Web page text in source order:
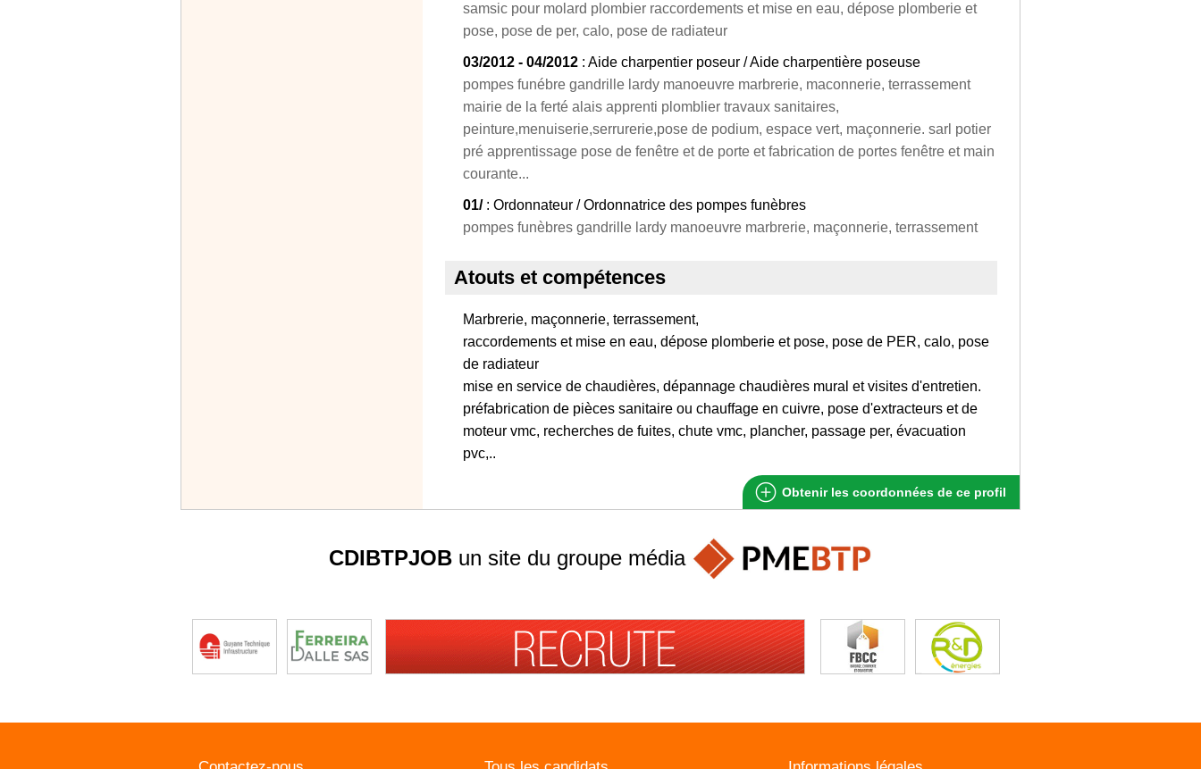
samsic pour molard plombier raccordements et mise en eau, dépose plomberie et
pose, pose de per, calo, pose de radiateur
03/2012 - 04/2012 : Aide charpentier poseur / Aide charpentière poseuse
pompes funébre gandrille lardy manoeuvre marbrerie, maconnerie, terrassement
mairie de la ferté alais apprenti plomblier travaux sanitaires,
peinture,menuiserie,serrurerie,pose de podium, espace vert, maçonnerie. sarl potier
pré apprentissage pose de fenêtre et de porte et fabrication de portes fenêtre et main
courante...
01/: Ordonnateur / Ordonnatrice des pompes funèbres
pompes funèbres gandrille lardy manoeuvre marbrerie, maçonnerie, terrassement
Atouts et compétences
Marbrerie, maçonnerie, terrassement,
raccordements et mise en eau, dépose plomberie et pose, pose de PER, calo, pose
de radiateur
mise en service de chaudières, dépannage chaudières mural et visites d'entretien.
préfabrication de pièces sanitaire ou chauffage en cuivre, pose d'extracteurs et de
moteur vmc, recherches de fuites, chute vmc, plancher, passage per, évacuation
pvc,..
Obtenir les coordonnées de ce profil
CDIBTPJOBun site du groupe média